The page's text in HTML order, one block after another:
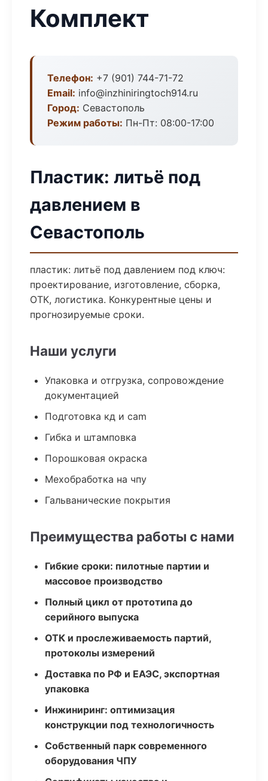
Комплект
Телефон: +7 (901) 744-71-72
Email: info@inzhiniringtoch914.ru
Город: Севастополь
Режим работы: Пн-Пт: 08:00-17:00
Пластик: литьё под
давлением в
Севастополь
пластик: литьё под давлением под ключ:
проектирование, изготовление, сборка,
ОТК, логистика. Конкурентные цены и
прогнозируемые сроки.
Наши услуги
Упаковка и отгрузка, сопровождение
документацией
Подготовка кд и cam
Гибка и штамповка
Порошковая окраска
Мехобработка на чпу
Гальванические покрытия
Преимущества работы с нами
Гибкие сроки: пилотные партии и
массовое производство
Полный цикл от прототипа до
серийного выпуска
ОТК и прослеживаемость партий,
протоколы измерений
Доставка по РФ и ЕАЭС, экспортная
упаковка
Инжиниринг: оптимизация
конструкции под технологичность
Собственный парк современного
оборудования ЧПУ